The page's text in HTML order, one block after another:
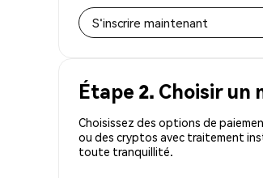
S'inscrire maintenant
Étape 2. Choisir un
Choisissez des options de
ou des cryptos avec traitement
toute tranquillité.